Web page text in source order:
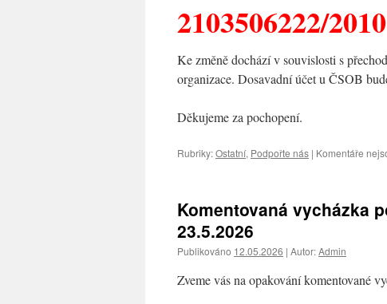
2103506222/2010
Ke změně dochází v souvislosti s
organizace. Dosavadní účet u ČSOB
Děkujeme za pochopení.
Rubriky:Ostatní, Podpořte nás | Komentáře
Komentovaná vycházka
23.5.2026
Publikováno 12.05.2026 | Autor:Admin
Zveme vás na opakování komentované